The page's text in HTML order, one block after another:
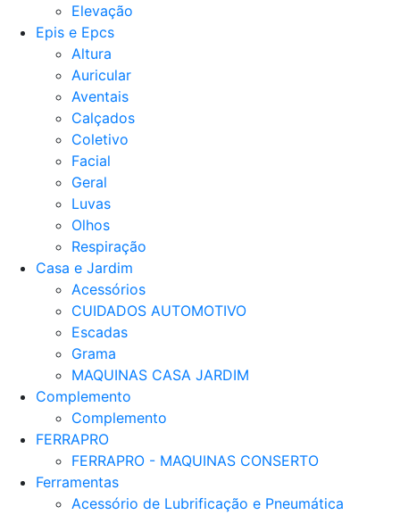
Elevação
Epis e Epcs
Altura
Auricular
Aventais
Calçados
Coletivo
Facial
Geral
Luvas
Olhos
Respiração
Casa e Jardim
Acessórios
CUIDADOS AUTOMOTIVO
Escadas
Grama
MAQUINAS CASA JARDIM
Complemento
Complemento
FERRAPRO
FERRAPRO - MAQUINAS CONSERTO
Ferramentas
Acessório de Lubrificação e Pneumática